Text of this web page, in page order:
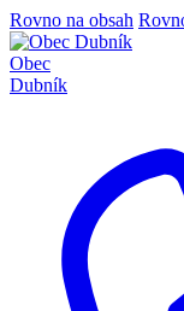
Rovno na obsah
Obec
Dubník